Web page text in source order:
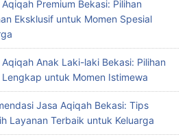
Premium Bekasi: Pilihan
Eksklusif untuk Momen Spesial
Anak Laki-laki Bekasi: Pilihan
Lengkap untuk Momen Istimewa
Jasa Aqiqah Bekasi: Tips
Layanan Terbaik untuk Keluarga